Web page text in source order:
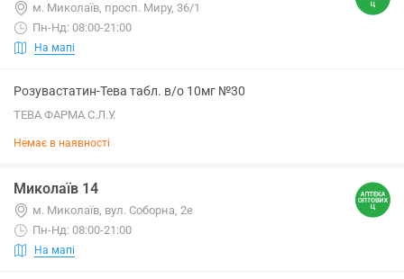
м. Миколаїв, просп. Миру, 36/1
Пн-Нд: 08:00-21:00
На мапі
Розувастатин-Тева табл. в/о 10мг №30
ТЕВА ФАРМА С.Л.У.
Немає в наявності
Миколаїв 14
м. Миколаїв, вул. Соборна, 2е
Пн-Нд: 08:00-21:00
На мапі